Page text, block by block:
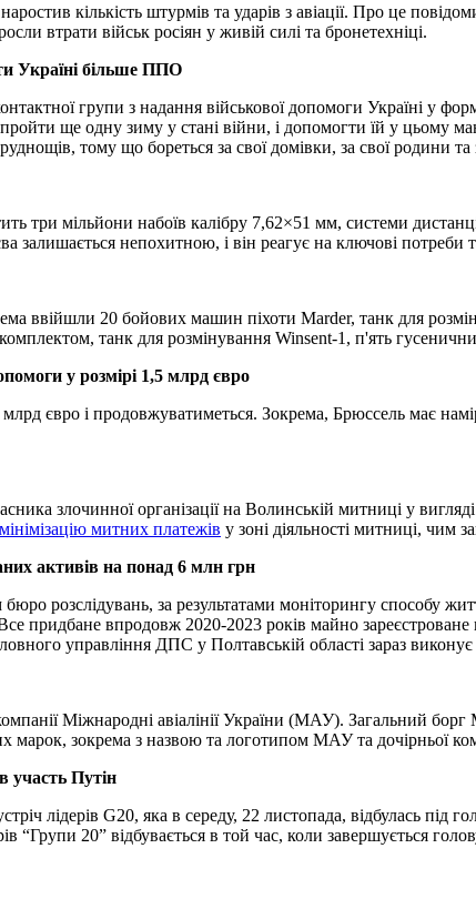
кількість штурмів та ударів з авіації. Про це
втрати військ росіян у живій силі та бронетехніці.
Україні більше ППО
групи з надання військової допомоги Україні у
ще одну зиму у стані війни, і допомогти їй у цьому
тому що бореться за свої домівки, за свої родини та
три мільйони набоїв калібру 7,62×51 мм, системи
непохитною, і він реагує на ключові
ввійшли 20 бойових машин піхоти Marder, танк для
танк для розмінування Winsent-1, п'ять
у розмірі 1,5 млрд євро
млрд євро і продовжуватиметься. Зокрема, Брюссель має
злочинної організації на Волинській митниці у
митних платежів у зоні діяльності митниці, чим
активів на понад 6 млн грн
розслідувань, за результатами моніторингу способу
придбане впродовж 2020-2023 років майно зареєстроване
управління ДПС у Полтавській області зараз
Міжнародні авіалінії України (МАУ). Загальний
марок, зокрема з назвою та логотипом МАУ та дочірньої
участь Путін
лідерів G20, яка в середу, 22 листопада, відбулась під
20” відбувається в той час, коли завершується